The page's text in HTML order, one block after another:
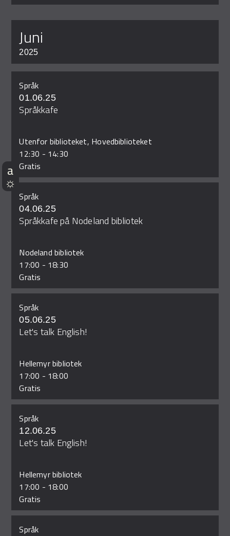
juni
2025
Språk
01.06.25
Språkkafe
Utenfor biblioteket, Hovedbiblioteket
12:30 - 14:30
Gratis
Språk
04.06.25
Språkkafe på Nodeland bibliotek
Nodeland bibliotek
17:00 - 18:30
Gratis
Språk
05.06.25
Let's talk English!
Hellemyr bibliotek
17:00 - 18:00
Gratis
Språk
12.06.25
Let's talk English!
Hellemyr bibliotek
17:00 - 18:00
Gratis
Språk